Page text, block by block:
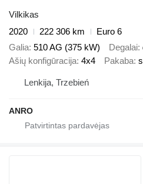
Vilkikas
2020
222 306 km
Euro 6
Galia 510 AG (375 kW) Degalai
Ašių konfigūracija 4x4 Pakaba
Lenkija, Trzebień
ANRO